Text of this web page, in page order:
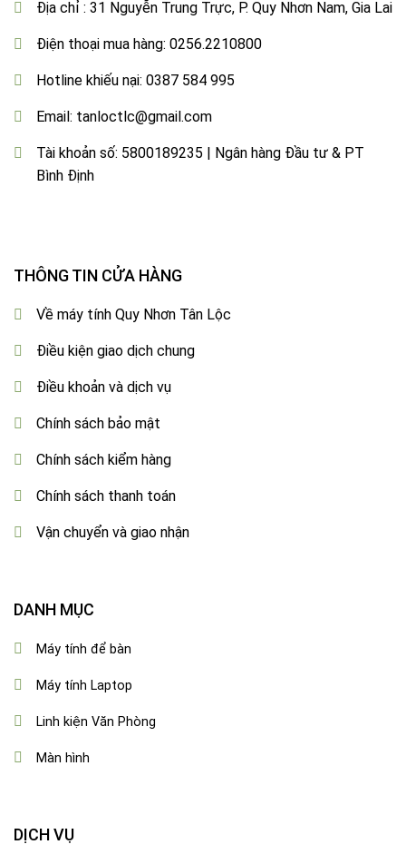
Địa chỉ : 31 Nguyễn Trung Trực, P. Quy Nhơn Nam, Gia Lai
Điện thoại mua hàng: 0256.2210800
Hotline khiếu nại: 0387 584 995
Email: tanloctlc@gmail.com
Tài khoản số: 5800189235 | Ngân hàng Đầu tư & PT
Bình Định
THÔNG TIN CỬA HÀNG
Về máy tính Quy Nhơn Tân Lộc
Điều kiện giao dịch chung
Điều khoản và dịch vụ
Chính sách bảo mật
Chính sách kiểm hàng
Chính sách thanh toán
Vận chuyển và giao nhận
DANH MỤC
Máy tính để bàn
Máy tính Laptop
Linh kiện Văn Phòng
Màn hình
DỊCH VỤ